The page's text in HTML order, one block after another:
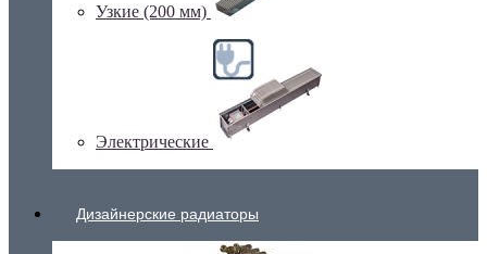
Узкие (200 мм)
Электрические
Дизайнерские радиаторы